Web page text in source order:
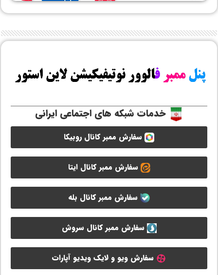
خدمات شبکه های اجتماعی ایرانی
سفارش ممبر کانال روبیکا
سفارش ممبر کانال ایتا
سفارش ممبر کانال بله
سفارش ممبر کانال سروش
سفارش ویو و لایک ویدیو آپارات